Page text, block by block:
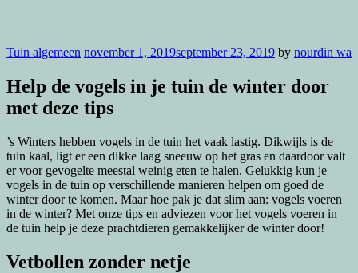
Tuin algemeen november 1, 2019september 23, 2019 by nourdin wa
Help de vogels in je tuin de winter door
met deze tips
’s Winters hebben vogels in de tuin het vaak lastig. Dikwijls is de
tuin kaal, ligt er een dikke laag sneeuw op het gras en daardoor valt
er voor gevogelte meestal weinig eten te halen. Gelukkig kun je
vogels in de tuin op verschillende manieren helpen om goed de
winter door te komen. Maar hoe pak je dat slim aan: vogels voeren
in de winter? Met onze tips en adviezen voor het vogels voeren in
de tuin help je deze prachtdieren gemakkelijker de winter door!
Vetbollen zonder netje